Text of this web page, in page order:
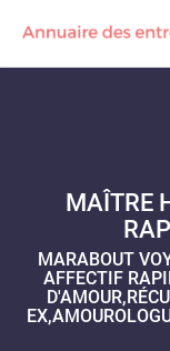
MAÎTRE
MARABOUT
AFFECTIF